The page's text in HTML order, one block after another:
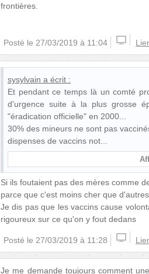
frontières.
Posté le 27/03/2019 à 11:04
sysylvain a écrit :
Et pendant ce temps là un comté
d'urgence suite à la plus grosse
"éradication officielle" en 2000...
30% des mineurs ne sont pas
dispenses de vaccins not
Si ils foutaient pas des mères comme
parce que c'est moins cher que d'autres
Je dis pas que les vaccins cause
rigoureux sur ce qu'on y fout dedans
Posté le 27/03/2019 à 11:28
Je me demande toujours comment